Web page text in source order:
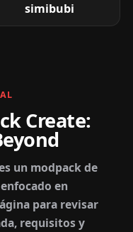
simibubi
Create:
un modpack de
en
para revisar
requisitos y